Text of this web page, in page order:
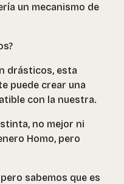
un mecanismo de
drásticos, esta
puede crear una
con la nuestra.
no mejor ni
Homo, pero
sabemos que es